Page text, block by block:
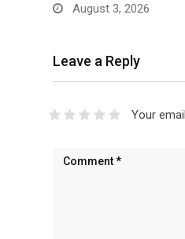
August 3, 2026
Leave a Reply
Your